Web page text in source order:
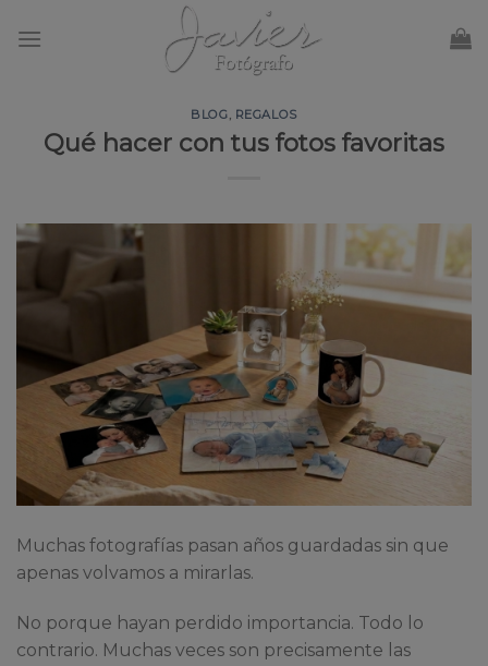
BLOG, REGALOS
Qué hacer con tus fotos favoritas
Muchas fotografías pasan años guardadas sin que
apenas volvamos a mirarlas.
No porque hayan perdido importancia. Todo lo
contrario. Muchas veces son precisamente las